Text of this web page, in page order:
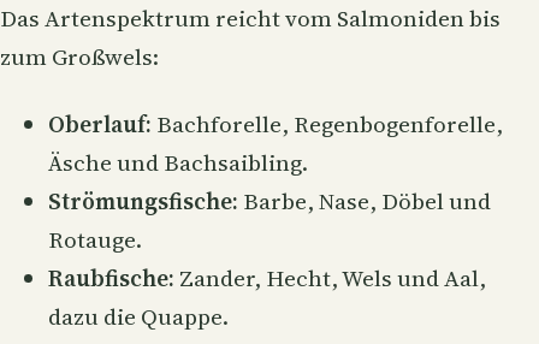
Das Artenspektrum reicht vom Salmoniden bis
zum Großwels:
Oberlauf: Bachforelle, Regenbogenforelle,
Äsche und Bachsaibling.
Strömungsfische: Barbe, Nase, Döbel und
Rotauge.
Raubfische: Zander, Hecht, Wels und Aal,
dazu die Quappe.